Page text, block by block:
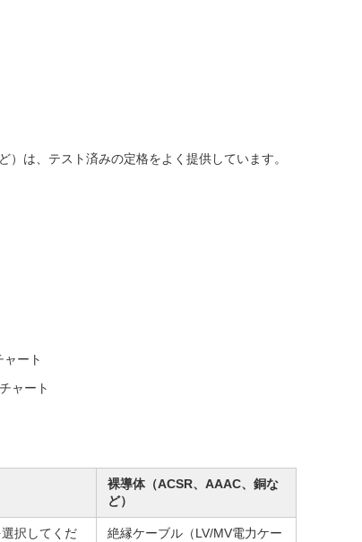
は、テスト済みの定格をよく提供しています。
ート
ャート
裸導体（ACSR、AAAC、銅な
ど）
択してくだ
絶縁ケーブル（LV/MV電力ケー